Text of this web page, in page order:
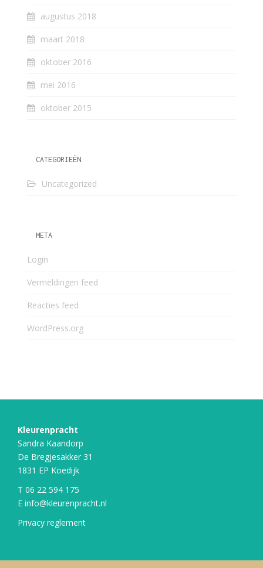
augustus 2018
maart 2018
oktober 2016
mei 2016
oktober 2015
CATEGORIEËN
Uncategorized
META
Login
Vermeldingen feed
Reacties feed
WordPress.org
Kleurenpracht
Sandra Kaandorp
De Bregjesakker 31
1831 EP Koedijk
T 06 22 594 175
E info@kleurenpracht.nl
Privacy reglement